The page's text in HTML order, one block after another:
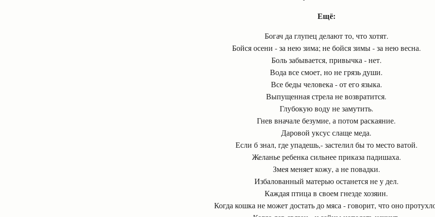
Ещё:
Богач да глупец делают то, что хотят.
Бойся осени - за нею зима; не бойся зимы - за нею весна.
Боль забывается, привычка - нет.
Вода все смоет, но не грязь души.
Все беды человека - от его языка.
Выпущенная стрела не возвратится.
Глубокую воду не замутить.
Гнев вначале безумие, а потом раскаяние.
Даровой уксус слаще меда.
Если б знал, где упадешь,- застелил бы то место ватой.
Желанье ребенка сильнее приказа падишаха.
Змея меняет кожу, а не повадки.
Избалованный матерью останется не у дел.
Каждая птица в своем гнезде хозяин.
Когда кошка не может достать до мяса - говорит, что оно